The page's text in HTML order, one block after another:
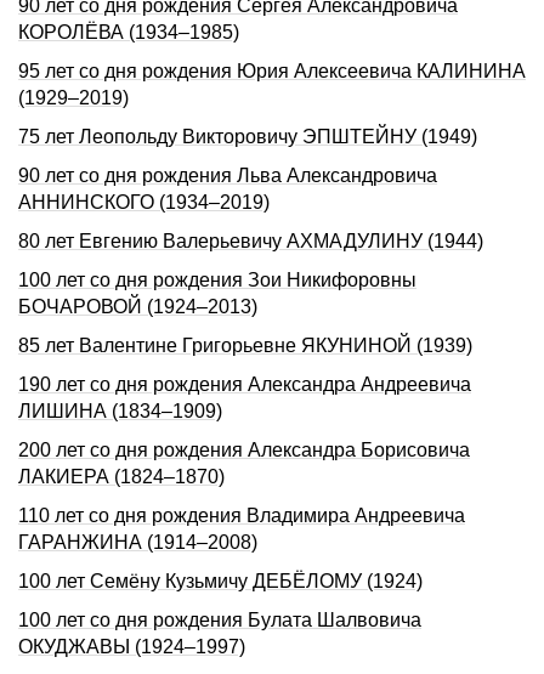
90 лет со дня pождения Сеpгея Александpовича
КОРОЛЁВА (1934–1985)
95 лет со дня рождения Юрия Алексеевича КАЛИНИНА
(1929–2019)
75 лет Леопольду Викторовичу ЭПШТЕЙНУ (1949)
90 лет со дня рождения Льва Александровича
АННИНСКОГО (1934–2019)
80 лет Евгению Валерьевичу АХМАДУЛИНУ (1944)
100 лет со дня рождения Зои Никифоровны
БОЧАРОВОЙ (1924–2013)
85 лет Валентине Григорьевне ЯКУНИНОЙ (1939)
190 лет со дня рождения Александра Андреевича
ЛИШИНА (1834–1909)
200 лет со дня рождения Александра Борисовича
ЛАКИЕРА (1824–1870)
110 лет со дня рождения Владимира Андреевича
ГАРАНЖИНА (1914–2008)
100 лет Семёну Кузьмичу ДЕБЁЛОМУ (1924)
100 лет со дня рождения Булата Шалвовича
ОКУДЖАВЫ (1924–1997)